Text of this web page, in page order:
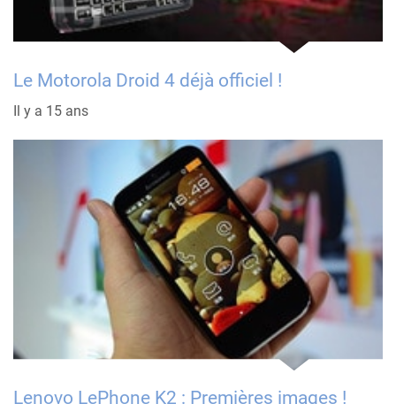
Le Motorola Droid 4 déjà officiel !
Il y a 15 ans
Lenovo LePhone K2 : Premières images !